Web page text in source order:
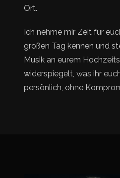
Ort.
Ich nehme mir Zeit für
großen Tag kennen und
Musik an eurem
widerspiegelt, was ihr
persönlich, ohne